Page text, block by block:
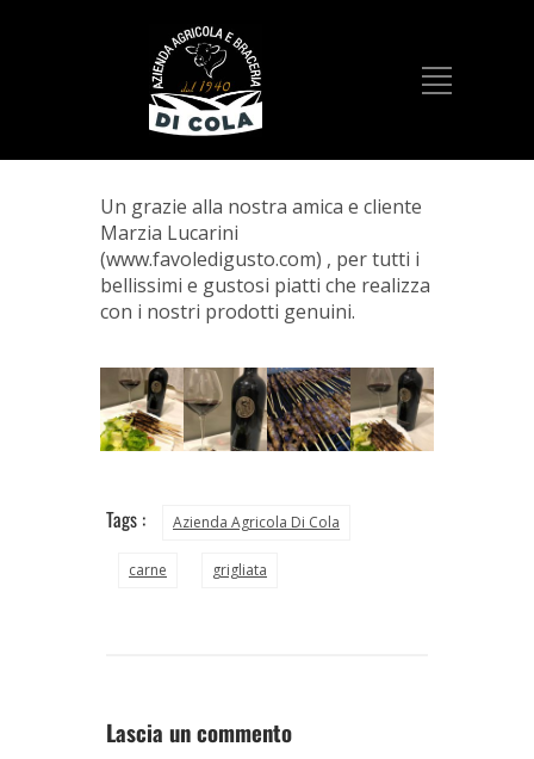
Un grazie alla nostra amica e cliente
Marzia Lucarini
(www.favoledigusto.com) , per tutti i
bellissimi e gustosi piatti che realizza
con i nostri prodotti genuini.
Tags : Azienda Agricola Di Cola
carne grigliata
Lascia un commento